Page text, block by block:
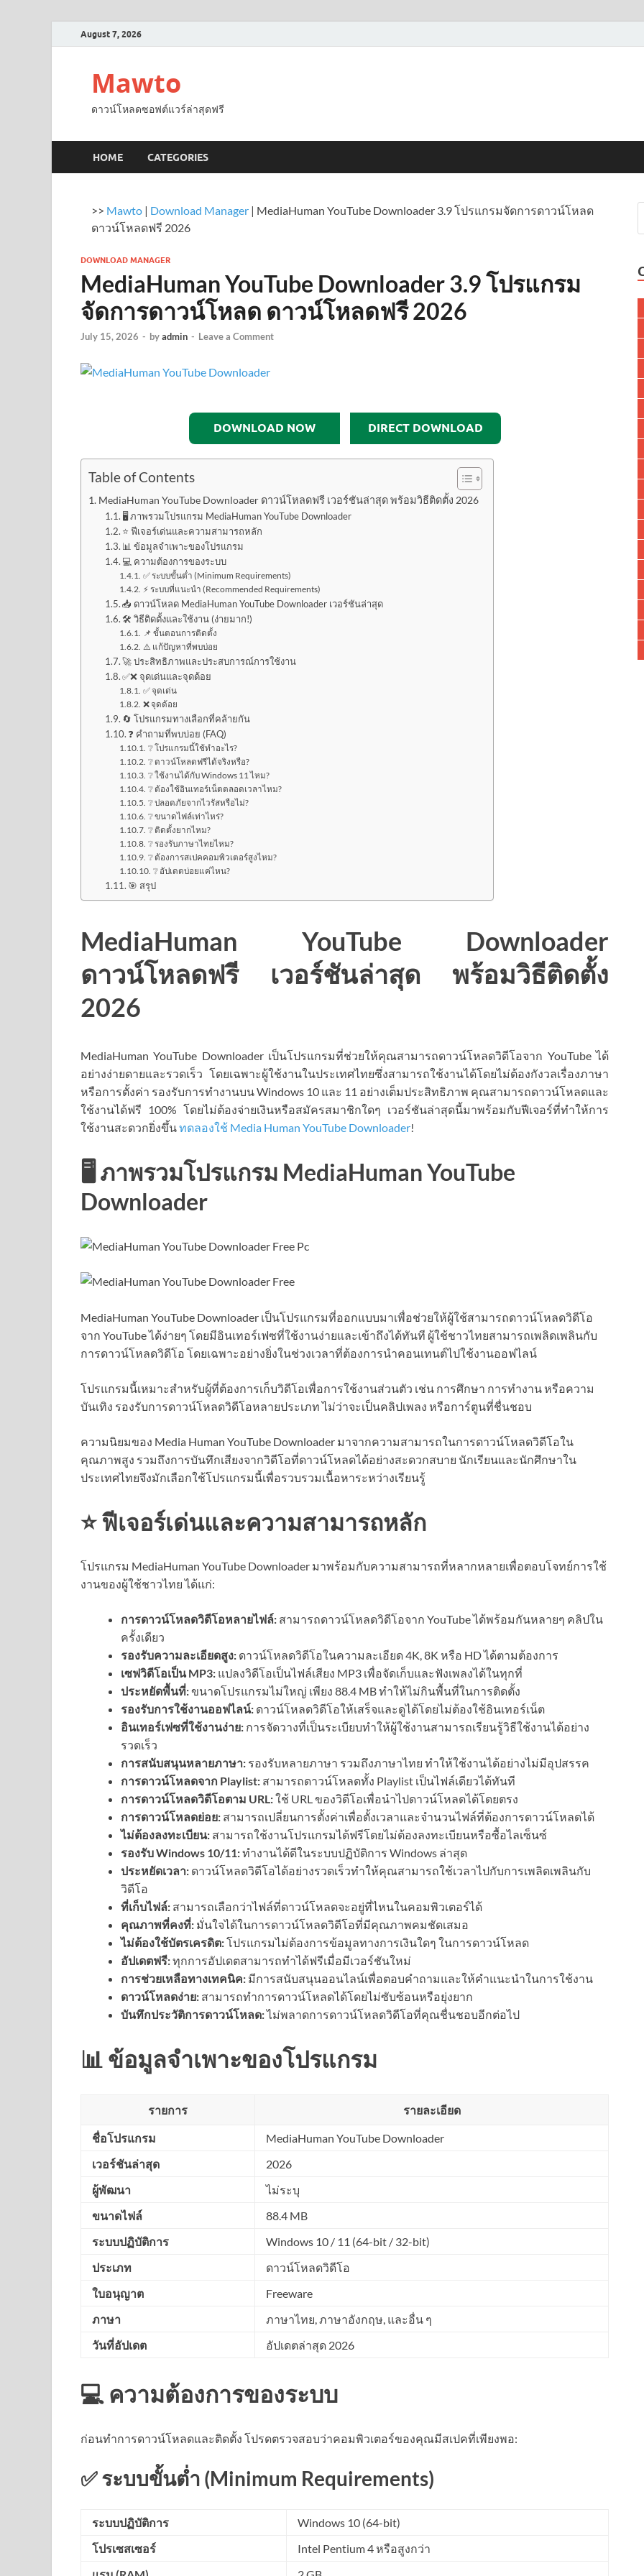
August 7, 2026
Mawto
ดาวน์โหลดซอฟต์แวร์ล่าสุดฟรี
HOME CATEGORIES
>> Mawto | Download Manager | MediaHuman YouTube Downloader 3.9 โปรแกรมจัดการดาวน์โหลด
ดาวน์โหลดฟรี 2026
DOWNLOAD MANAGER
MediaHuman YouTube Downloader 3.9 โปรแกรม
จัดการดาวน์โหลด ดาวน์โหลดฟรี 2026
July 15, 2026 - byadmin - Leave a Comment
DOWNLOAD NOW DIRECT DOWNLOAD
Table of Contents
MediaHuman YouTube Downloader ดาวน์โหลดฟรี เวอร์ชันล่าสุด พร้อมวิธีติดตั้ง 2026
🖥️ ภาพรวมโปรแกรม MediaHuman YouTube Downloader
⭐ ฟีเจอร์เด่นและความสามารถหลัก
📊 ข้อมูลจำเพาะของโปรแกรม
💻 ความต้องการของระบบ
✅ ระบบขั้นต่ำ (Minimum Requirements)
⚡ ระบบที่แนะนำ (Recommended Requirements)
📥 ดาวน์โหลด MediaHuman YouTube Downloader เวอร์ชันล่าสุด
🛠️ วิธีติดตั้งและใช้งาน (ง่ายมาก!)
📌 ขั้นตอนการติดตั้ง
⚠️ แก้ปัญหาที่พบบ่อย
🚀 ประสิทธิภาพและประสบการณ์การใช้งาน
✅❌ จุดเด่นและจุดด้อย
✅ จุดเด่น
❌ จุดด้อย
🔄 โปรแกรมทางเลือกที่คล้ายกัน
❓ คำถามที่พบบ่อย (FAQ)
❔ โปรแกรมนี้ใช้ทำอะไร?
❔ ดาวน์โหลดฟรีได้จริงหรือ?
❔ ใช้งานได้กับ Windows 11 ไหม?
❔ ต้องใช้อินเทอร์เน็ตตลอดเวลาไหม?
❔ ปลอดภัยจากไวรัสหรือไม่?
❔ ขนาดไฟล์เท่าไหร่?
❔ ติดตั้งยากไหม?
❔ รองรับภาษาไทยไหม?
❔ ต้องการสเปคคอมพิวเตอร์สูงไหม?
❔ อัปเดตบ่อยแค่ไหน?
🎯 สรุป
MediaHuman YouTube Downloader
ดาวน์โหลดฟรี เวอร์ชันล่าสุด พร้อมวิธีติดตั้ง
2026
MediaHuman YouTube Downloader เป็นโปรแกรมที่ช่วยให้คุณสามารถดาวน์โหลดวิดีโอจาก YouTube ได้
อย่างง่ายดายและรวดเร็ว โดยเฉพาะผู้ใช้งานในประเทศไทยซึ่งสามารถใช้งานได้โดยไม่ต้องกังวลเรื่องภาษา
หรือการตั้งค่า รองรับการทำงานบน Windows 10 และ 11 อย่างเต็มประสิทธิภาพ คุณสามารถดาวน์โหลดและ
ใช้งานได้ฟรี 100% โดยไม่ต้องจ่ายเงินหรือสมัครสมาชิกใดๆ เวอร์ชันล่าสุดนี้มาพร้อมกับฟีเจอร์ที่ทำให้การ
ใช้งานสะดวกยิ่งขึ้นทดลองใช้ Media Human YouTube Downloader!
🖥️ ภาพรวมโปรแกรม MediaHuman YouTube
Downloader
MediaHuman YouTube Downloader เป็นโปรแกรมที่ออกแบบมาเพื่อช่วยให้ผู้ใช้สามารถดาวน์โหลดวิดีโอ
จาก YouTube ได้ง่ายๆ โดยมีอินเทอร์เฟซที่ใช้งานง่ายและเข้าถึงได้ทันที ผู้ใช้ชาวไทยสามารถเพลิดเพลินกับ
การดาวน์โหลดวิดีโอ โดยเฉพาะอย่างยิ่งในช่วงเวลาที่ต้องการนำคอนเทนต์ไปใช้งานออฟไลน์
โปรแกรมนี้เหมาะสำหรับผู้ที่ต้องการเก็บวิดีโอเพื่อการใช้งานส่วนตัว เช่น การศึกษา การทำงาน หรือความ
บันเทิง รองรับการดาวน์โหลดวิดีโอหลายประเภท ไม่ว่าจะเป็นคลิปเพลง หรือการ์ตูนที่ชื่นชอบ
ความนิยมของ Media Human YouTube Downloader มาจากความสามารถในการดาวน์โหลดวิดีโอใน
คุณภาพสูง รวมถึงการบันทึกเสียงจากวิดีโอที่ดาวน์โหลดได้อย่างสะดวกสบาย นักเรียนและนักศึกษาใน
ประเทศไทยจึงมักเลือกใช้โปรแกรมนี้เพื่อรวบรวมเนื้อหาระหว่างเรียนรู้
⭐ ฟีเจอร์เด่นและความสามารถหลัก
โปรแกรม MediaHuman YouTube Downloader มาพร้อมกับความสามารถที่หลากหลายเพื่อตอบโจทย์การใช้
งานของผู้ใช้ชาวไทย ได้แก่:
การดาวน์โหลดวิดีโอหลายไฟล์: สามารถดาวน์โหลดวิดีโอจาก YouTube ได้พร้อมกันหลายๆ คลิปใน
ครั้งเดียว
รองรับความละเอียดสูง: ดาวน์โหลดวิดีโอในความละเอียด 4K, 8K หรือ HD ได้ตามต้องการ
เซฟวิดีโอเป็น MP3: แปลงวิดีโอเป็นไฟล์เสียง MP3 เพื่อจัดเก็บและฟังเพลงได้ในทุกที่
ประหยัดพื้นที่:ขนาดโปรแกรมไม่ใหญ่ เพียง 88.4 MB ทำให้ไม่กินพื้นที่ในการติดตั้ง
รองรับการใช้งานออฟไลน์: ดาวน์โหลดวิดีโอให้เสร็จและดูได้โดยไม่ต้องใช้อินเทอร์เน็ต
อินเทอร์เฟซที่ใช้งานง่าย: การจัดวางที่เป็นระเบียบทำให้ผู้ใช้งานสามารถเรียนรู้วิธีใช้งานได้อย่าง
รวดเร็ว
การสนับสนุนหลายภาษา: รองรับหลายภาษา รวมถึงภาษาไทย ทำให้ใช้งานได้อย่างไม่มีอุปสรรค
การดาวน์โหลดจาก Playlist: สามารถดาวน์โหลดทั้ง Playlist เป็นไฟล์เดียวได้ทันที
การดาวน์โหลดวิดีโอตาม URL:ใช้ URL ของวิดีโอเพื่อนำไปดาวน์โหลดได้โดยตรง
การดาวน์โหลดย่อย: สามารถเปลี่ยนการตั้งค่าเพื่อตั้งเวลาและจำนวนไฟล์ที่ต้องการดาวน์โหลดได้
ไม่ต้องลงทะเบียน: สามารถใช้งานโปรแกรมได้ฟรีโดยไม่ต้องลงทะเบียนหรือซื้อไลเซ็นซ์
รองรับ Windows 10/11:ทำงานได้ดีในระบบปฏิบัติการ Windows ล่าสุด
ประหยัดเวลา: ดาวน์โหลดวิดีโอได้อย่างรวดเร็วทำให้คุณสามารถใช้เวลาไปกับการเพลิดเพลินกับ
วิดีโอ
ที่เก็บไฟล์: สามารถเลือกว่าไฟล์ที่ดาวน์โหลดจะอยู่ที่ไหนในคอมพิวเตอร์ได้
คุณภาพที่คงที่: มั่นใจได้ในการดาวน์โหลดวิดีโอที่มีคุณภาพคมชัดเสมอ
ไม่ต้องใช้บัตรเครดิต:โปรแกรมไม่ต้องการข้อมูลทางการเงินใดๆ ในการดาวน์โหลด
อัปเดตฟรี:ทุกการอัปเดตสามารถทำได้ฟรีเมื่อมีเวอร์ชันใหม่
การช่วยเหลือทางเทคนิค: มีการสนับสนุนออนไลน์เพื่อตอบคำถามและให้คำแนะนำในการใช้งาน
ดาวน์โหลดง่าย: สามารถทำการดาวน์โหลดได้โดยไม่ซับซ้อนหรือยุ่งยาก
บันทึกประวัติการดาวน์โหลด:ไม่พลาดการดาวน์โหลดวิดีโอที่คุณชื่นชอบอีกต่อไป
📊 ข้อมูลจำเพาะของโปรแกรม
รายการ รายละเอียด
ชื่อโปรแกรม
MediaHuman YouTube Downloader
เวอร์ชันล่าสุด
2026
ผู้พัฒนา
ไม่ระบุ
ขนาดไฟล์
88.4 MB
ระบบปฏิบัติการ
Windows 10 / 11 (64-bit / 32-bit)
ประเภท
ดาวน์โหลดวิดีโอ
ใบอนุญาต
Freeware
ภาษา
ภาษาไทย, ภาษาอังกฤษ, และอื่น ๆ
วันที่อัปเดต
อัปเดตล่าสุด 2026
💻 ความต้องการของระบบ
ก่อนทำการดาวน์โหลดและติดตั้ง โปรดตรวจสอบว่าคอมพิวเตอร์ของคุณมีสเปคที่เพียงพอ:
✅ ระบบขั้นต่ำ (Minimum Requirements)
ระบบปฏิบัติการ
Windows 10 (64-bit)
โปรเซสเซอร์
Intel Pentium 4 หรือสูงกว่า